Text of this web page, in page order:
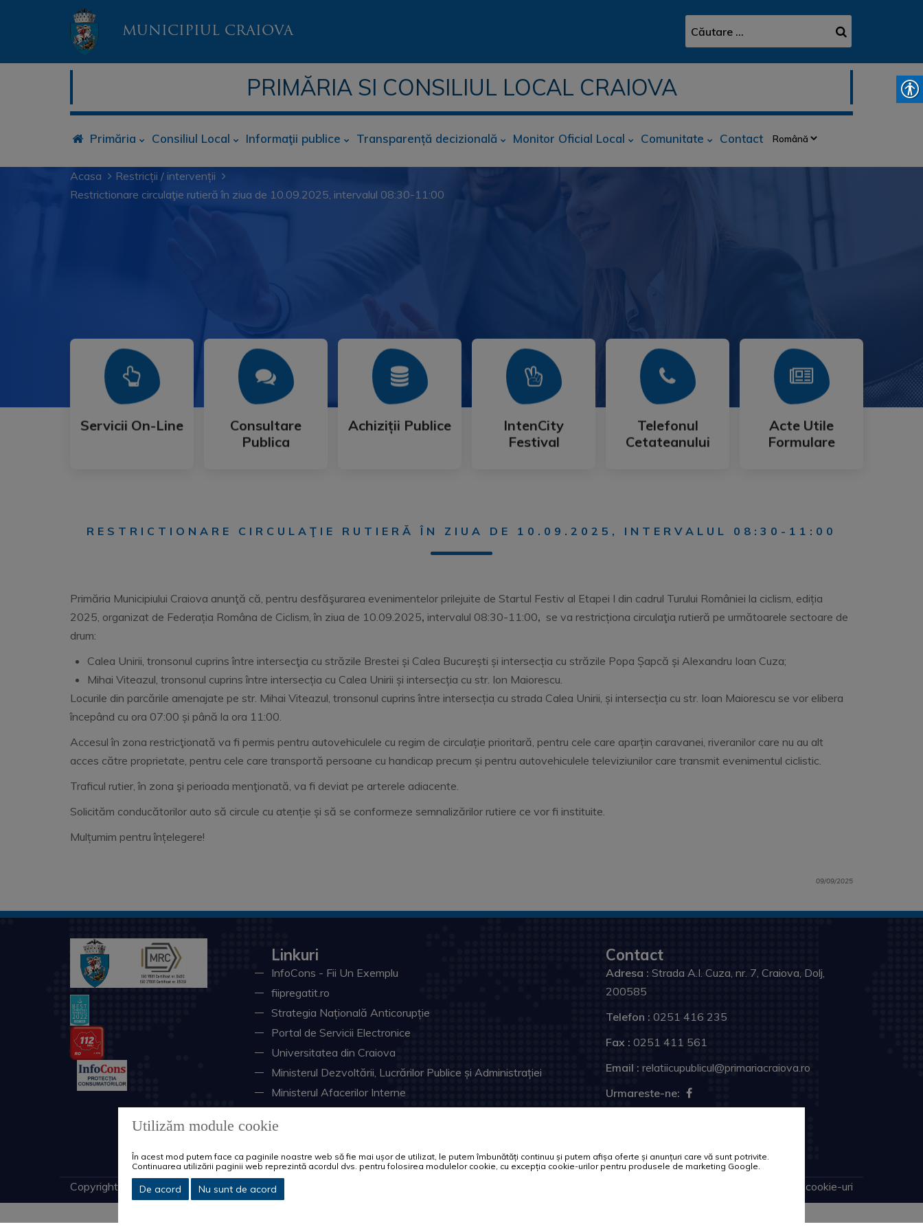
MUNICIPIUL CRAIOVA
PRIMĂRIA SI CONSILIUL LOCAL CRAIOVA
Primăria Consiliul Local Informaţii publice Transparență decizională Monitor Oficial Local Comunitate Contact
Acasa
Restricții / intervenții
Restrictionare circulaţie rutieră în ziua de 10.09.2025, intervalul 08:30-11:00
Servicii On-Line
Servicii On-Line
Mai Mult
Consultare
Publica
Consultare
Publica
Mai Mult
Achiziții Publice
Achiziții Publice
Mai Mult
IntenCity
Festival
IntenCity
Festival
Mai Mult
Telefonul
Cetateanului
Telefonul
Cetateanului
Mai Mult
Acte Utile
Formulare
Acte Utile
Formulare
Mai Mult
RESTRICTIONARE CIRCULAŢIE RUTIERĂ ÎN ZIUA DE 10.09.2025, INTERVALUL 08:30-11:00
Primăria Municipiului Craiova anunţă că, pentru desfăşurarea evenimentelor prilejuite de Startul Festiv al Etapei I din cadrul Turului României la ciclism, ediția
2025, organizat de Federația Româna de Ciclism, în ziua de 10.09.2025, intervalul 08:30-11:00, se va restricționa circulaţia rutieră pe următoarele sectoare de
drum:
Calea Unirii, tronsonul cuprins între intersecţia cu străzile Brestei și Calea București și intersecția cu străzile Popa Șapcă și Alexandru Ioan Cuza;
Mihai Viteazul, tronsonul cuprins între intersecția cu Calea Unirii și intersecția cu str. Ion Maiorescu.
Locurile din parcările amenajate pe str. Mihai Viteazul, tronsonul cuprins între intersecția cu strada Calea Unirii, și intersecția cu str. Ioan Maiorescu se vor elibera
începând cu ora 07:00 și până la ora 11:00.
Accesul în zona restricţionată va fi permis pentru autovehiculele cu regim de circulație prioritară, pentru cele care aparțin caravanei, riveranilor care nu au alt
acces către proprietate, pentru cele care transportă persoane cu handicap precum și pentru autovehiculele televiziunilor care transmit evenimentul ciclistic.
Traficul rutier, în zona şi perioada menţionată, va fi deviat pe arterele adiacente.
Solicităm conducătorilor auto să circule cu atenție și să se conformeze semnalizărilor rutiere ce vor fi instituite.
Mulțumim pentru înțelegere!
09/09/2025
Linkuri
InfoCons - Fii Un Exemplu
fiipregatit.ro
Strategia Națională Anticorupție
Portal de Servicii Electronice
Universitatea din Craiova
Ministerul Dezvoltării, Lucrărilor Publice și Administrației
Ministerul Afacerilor Interne
Consiliul Judeţean Dolj
Sistemul Electronic Naţional
Contact
Adresa : Strada A.I. Cuza, nr. 7, Craiova, Dolj,
200585
Telefon : 0251 416 235
Fax : 0251 411 561
Email : relatiicupublicul@primariacraiova.ro
Urmareste-ne:
Copyright © 2026 Primăria Municipiului Craiova. Toate drepturile rezervate. Politica de cookie-uri
Utilizăm module cookie
În acest mod putem face ca paginile noastre web să fie mai ușor de utilizat, le putem îmbunătăți continuu și putem afișa oferte și anunțuri care vă sunt potrivite.
Continuarea utilizării paginii web reprezintă acordul dvs. pentru folosirea modulelor cookie, cu excepția cookie-urilor pentru produsele de marketing Google.
De acord Nu sunt de acord